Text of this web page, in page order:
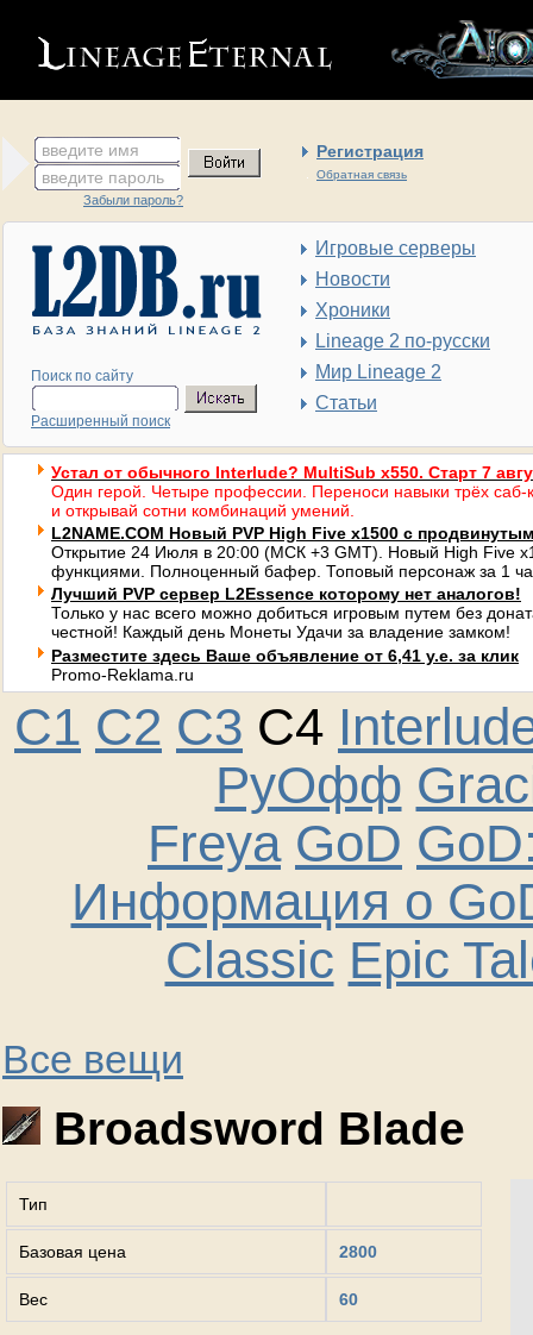
введите имя Регистрация
Обратная связь
введите пароль
Забыли пароль?
Поиск по сайту
Расширенный поиск
Игровые серверы
Новости
Хроники
Lineage 2 по-русски
Мир Lineage 2
Статьи
Устал от обычного Interlude? MultiSub x550. Старт 7
Один герой. Четыре профессии. Переноси навыки трёх саб-
и открывай сотни комбинаций умений.
L2NAME.COM Новый PVP High Five x1500 с
Открытие 24 Июля в 20:00 (МСК +3 GMT). Новый High Five
функциями. Полноценный бафер. Топовый персонаж за 1
Лучший PVP сервер L2Essence которому нет аналогов!
Только у нас всего можно добиться игровым путем без
честной! Каждый день Монеты Удачи за владение замком!
Разместите здесь Ваше объявление от 6,41 у.е. за клик
Promo-Reklama.ru
C1 C2 C3 C4
РуОфф
Freya GoD
Информация о
Classic Epic
Все вещи
Broadsword Blade
Тип
Базовая цена 2800
Вес 60